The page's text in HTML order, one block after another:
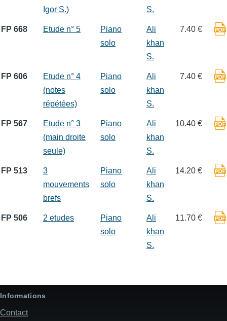
Igor S.)
S.
FP 668 Etude n° 5
Piano
solo
Ali
khan
S.
7.40 €
FP 606
Etude n° 4
(notes
répétées)
Piano
solo
Ali
khan
S.
7.40 €
FP 567
Etude n° 3
(main droite
seule)
Piano
solo
Ali
khan
S.
10.40 €
FP 513
3
mouvements
brefs
Piano
solo
Ali
khan
S.
14.20 €
FP 506 2 etudes
Piano
solo
Ali
khan
S.
11.70 €
Informations
Contact